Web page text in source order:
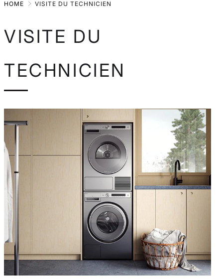
Skip
Main
HOME VISITE DU TECHNICIEN
VISITE DU
TECHNICIEN